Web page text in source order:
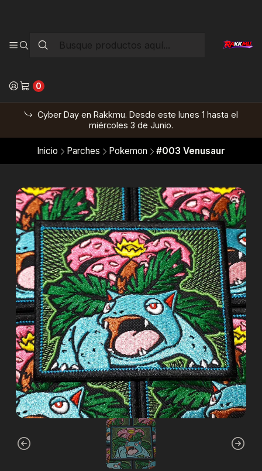
0
Cyber Day en Rakkmu. Desde este lunes 1 hasta el
miércoles 3 de Junio.
Inicio Parches Pokemon #003 Venusaur